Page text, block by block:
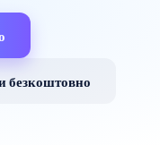
безкоштовно